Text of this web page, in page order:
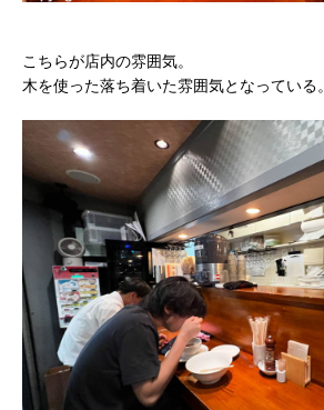
こちらが店内の雰囲気。
木を使った落ち着いた雰囲気となっている。